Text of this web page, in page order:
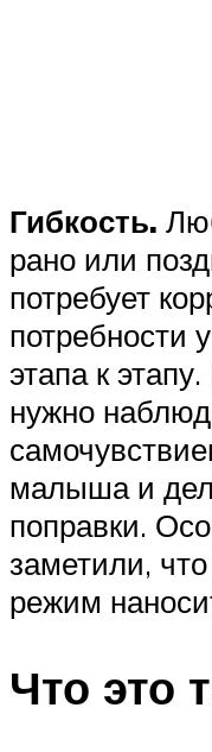
Гибкость.
рано или
потребует
потребности
этапа к
нужно
малыша и
поправки.
заметили,
режим
Что это